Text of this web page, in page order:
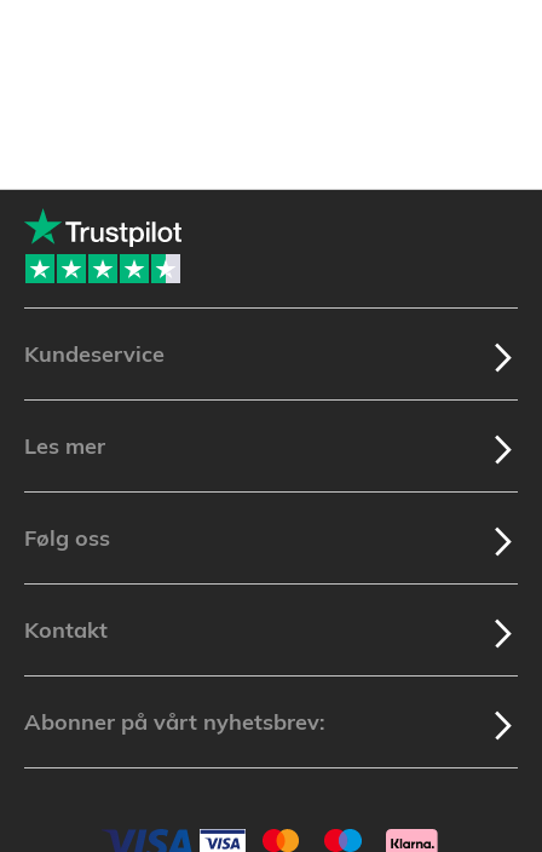
Kundeservice
Les mer
Følg oss
Kontakt
Abonner på vårt nyhetsbrev: